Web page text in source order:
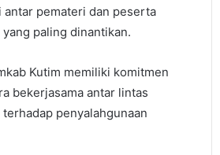
antar pemateri dan peserta
paling dinantikan.
Kutim memiliki komitmen
bekerjasama antar lintas
penyalahgunaan